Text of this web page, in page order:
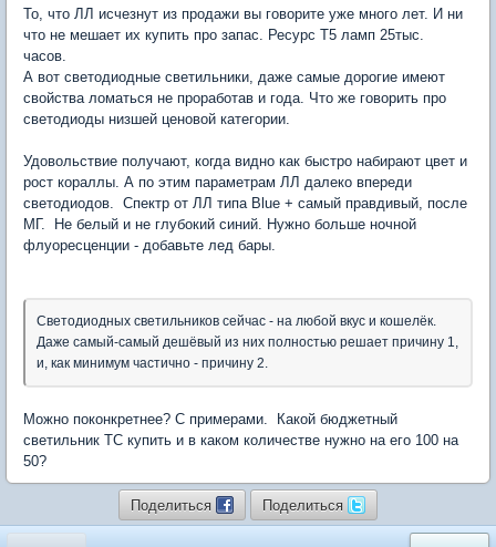
То, что ЛЛ исчезнут из продажи вы говорите уже много лет. И ни
что не мешает их купить про запас. Ресурс Т5 ламп 25тыс.
часов.
А вот светодиодные светильники, даже самые дорогие имеют
свойства ломаться не проработав и года. Что же говорить про
светодиоды низшей ценовой категории.
Удовольствие получают, когда видно как быстро набирают цвет и
рост кораллы. А по этим параметрам ЛЛ далеко впереди
светодиодов. Спектр от ЛЛ типа Blue + самый правдивый, после
МГ. Не белый и не глубокий синий. Нужно больше ночной
флуоресценции - добавьте лед бары.
Светодиодных светильников сейчас - на любой вкус и кошелёк.
Даже самый-самый дешёвый из них полностью решает причину 1,
и, как минимум частично - причину 2.
Можно поконкретнее? С примерами. Какой бюджетный
светильник ТС купить и в каком количестве нужно на его 100 на
50?
Поделиться Поделиться